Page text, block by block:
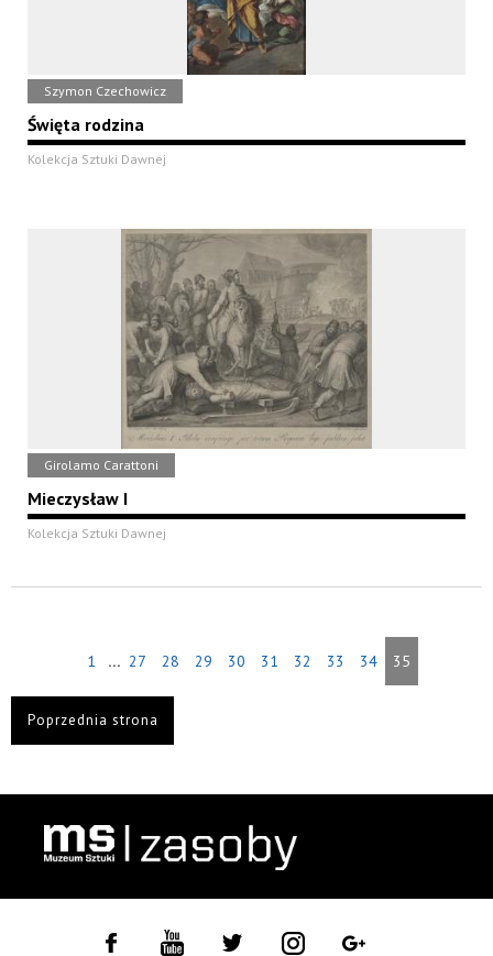
Szymon Czechowicz
Święta rodzina
Kolekcja Sztuki Dawnej
Girolamo Carattoni
Mieczysław I
Kolekcja Sztuki Dawnej
1 ... 27 28 29 30 31 32 33 34 35
Poprzednia strona